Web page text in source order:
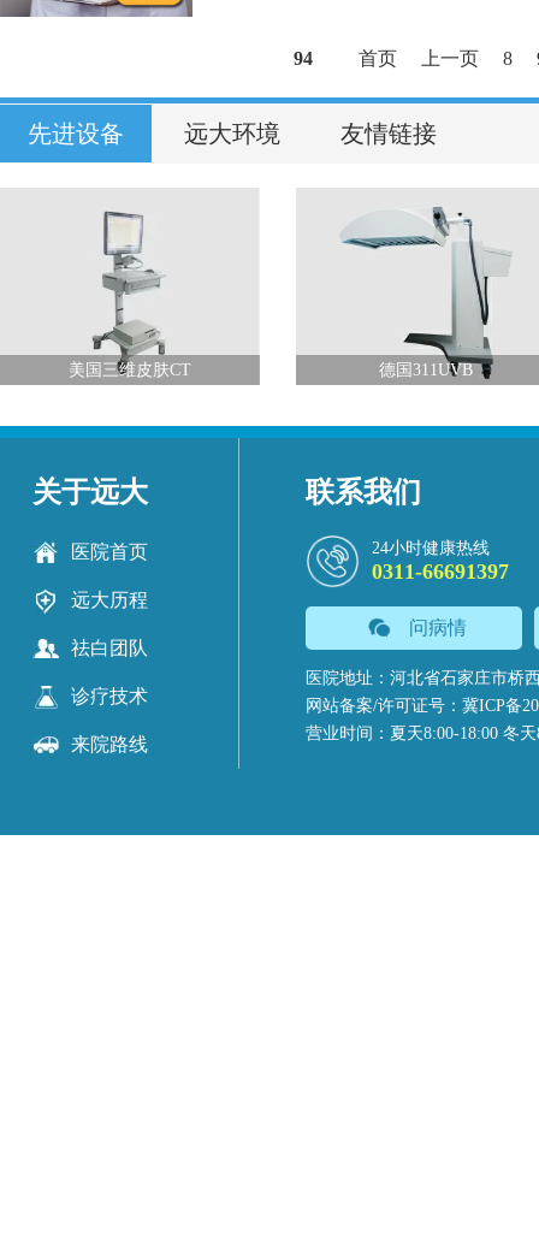
94 首页 上一页 8
先进设备 远大环境 友情链接
美国三维皮肤CT 德国311UVB
关于远大
医院首页
远大历程
祛白团队
诊疗技术
来院路线
联系我们
24小时健康热线
0311-66691397
问病情
医院地址：河北省石家庄市桥
网站备案/许可证号：冀ICP备
营业时间：夏天8:00-18:00 冬天